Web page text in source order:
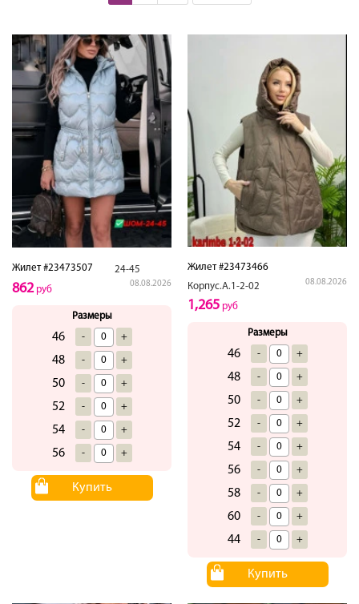
Жилет #23473507 24-45
08.08.2026
862руб
Размеры
46 - +
48 - +
50 - +
52 - +
54 - +
56 - +
Купить
Жилет #23473466
Корпус.А.1-2-02
08.08.2026
1,265 руб
Размеры
46 - +
48 - +
50 - +
52 - +
54 - +
56 - +
58 - +
60 - +
44 - +
Купить